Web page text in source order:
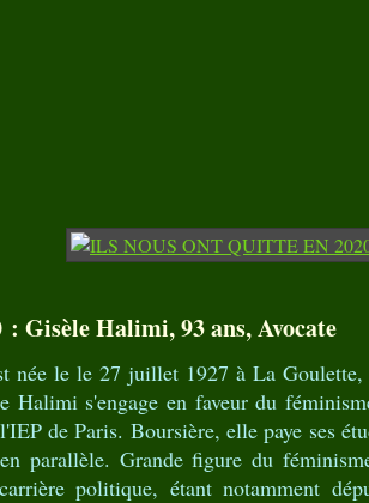
Gisèle Halimi, 93 ans, Avocate
née le le 27 juillet 1927 à La Goulette,
Halimi s'engage en faveur du
de Paris. Boursière, elle paye ses
parallèle. Grande figure du
politique, étant notamment